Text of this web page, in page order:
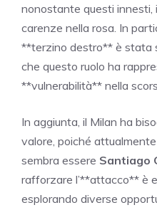
nonostante questi innesti,
carenze nella rosa. In
**terzino destro** è stata
che questo ruolo ha
**vulnerabilità** nella
In aggiunta, il Milan ha
valore, poiché
sembra essere Santiago
rafforzare l’**attacco** è
esplorando diverse